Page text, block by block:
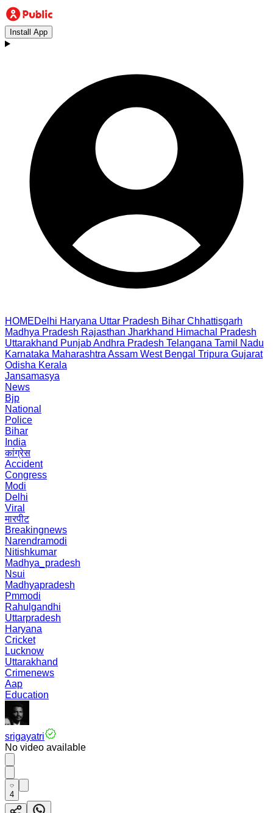
Install App
HOMEDelhi Haryana Uttar Pradesh Bihar Chhattisgarh
Madhya Pradesh Rajasthan Jharkhand Himachal Pradesh
Uttarakhand PunjabAndhra Pradesh Telangana Tamil Nadu
Karnataka Maharashtra Assam West Bengal Tripura Gujarat
Odisha Kerala
Jansamasya
News
Bjp
National
Police
Bihar
India
कांग्रेस
Accident
Congress
Modi
Delhi
Viral
मारपीट
Breakingnews
Narendramodi
Nitishkumar
Madhya_pradesh
Nsui
Madhyapradesh
Pmmodi
Rahulgandhi
Uttarpradesh
Haryana
Cricket
Lucknow
Uttarakhand
Crimenews
Aap
Education
srigayatri
No video available
4